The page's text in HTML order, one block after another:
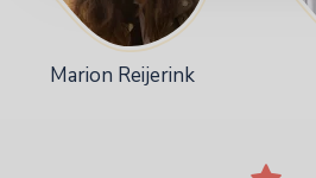
Marion Reijerink